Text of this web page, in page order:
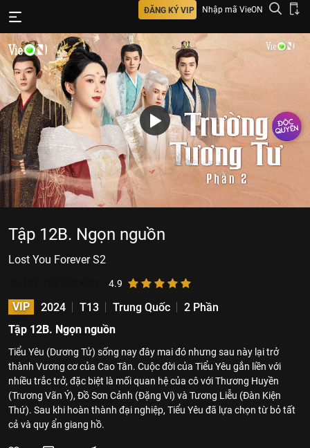
ĐĂNG KÝ VIP Nhập mã VieON
Tập 12B. Ngọn nguồn
Lost You Forever S2
4.9
VIP 2024 T13 Trung Quốc
2 Phần
Tập 12B. Ngọn nguồn
Tiểu Yêu (Dương Tử) sống nay đây mai đó nhưng sau này lại trở
thành Vương cơ của Cao Tân. Cuộc đời của Tiểu Yêu gắn liền với
nhiều trắc trở, đặc biệt là mối quan hệ của cô với Thương Huyền
(Trương Vãn Ý), Đồ Sơn Cảnh (Đặng Vi) và Tương Liễu (Đàn Kiện
Thứ). Sau khi hoàn thành đại nghiệp, Tiểu Yêu đã lựa chọn từ bỏ tất
cả và quy ẩn giang hồ.